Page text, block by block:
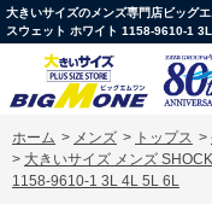
大きいサイズのメンズ専門店ビッグ
スウェット ホワイト 1158-9610-1
ホーム > メンズ > トップス >
> 大きいサイズ メンズ
1158-9610-1 3L 4L 5L 6L